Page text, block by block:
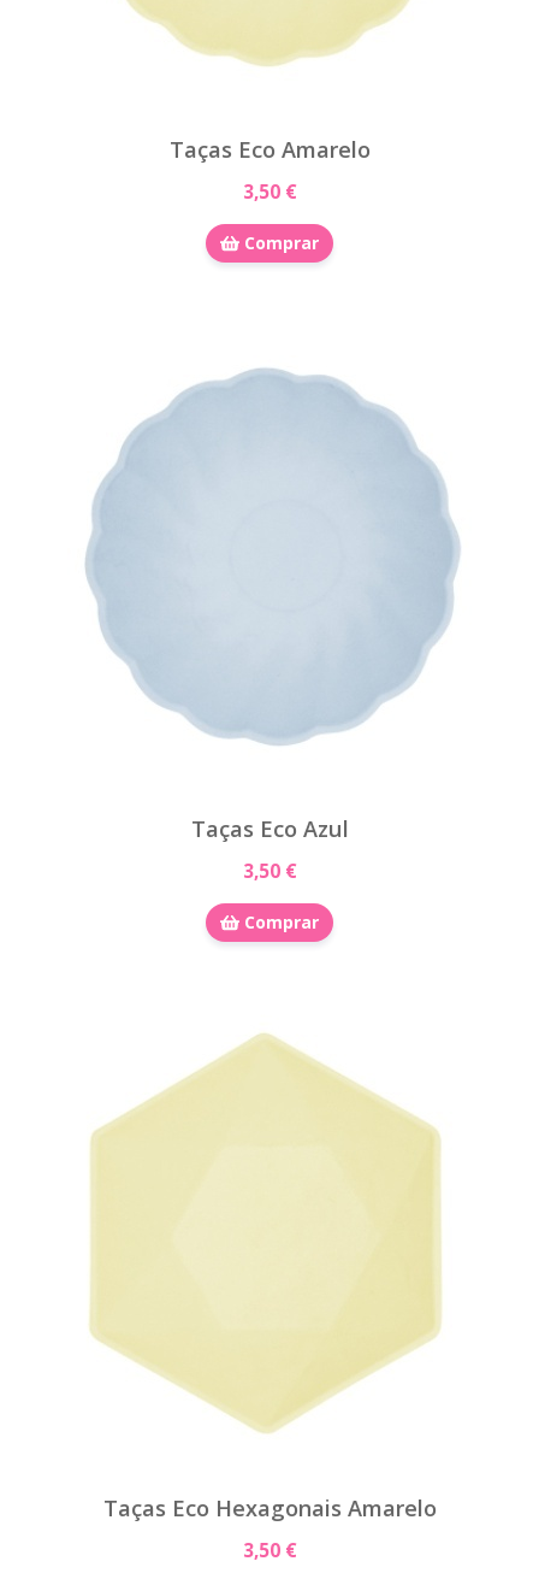
Taças Eco Amarelo
3,50 €
Comprar
Taças Eco Azul
3,50 €
Comprar
Taças Eco Hexagonais Amarelo
3,50 €